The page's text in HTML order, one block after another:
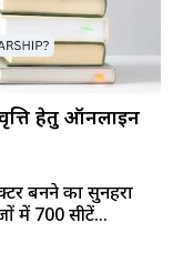
हेतु ऑनलाइन
बनने का सुनहरा
में 700 सीटें...